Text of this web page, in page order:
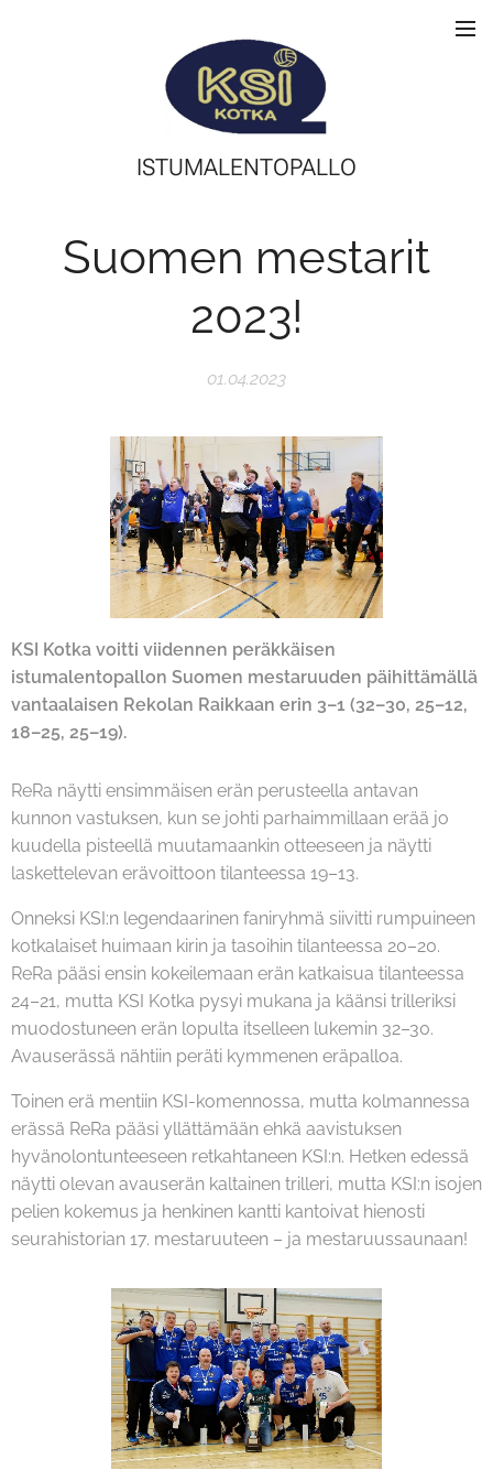
ISTUMALENTOPALLO
Suomen mestarit
2023!
01.04.2023
KSI Kotka voitti viidennen peräkkäisen
istumalentopallon Suomen mestaruuden päihittämällä
vantaalaisen Rekolan Raikkaan erin 3–1 (32–30, 25–12,
18–25, 25–19).
ReRa näytti ensimmäisen erän perusteella antavan
kunnon vastuksen, kun se johti parhaimmillaan erää jo
kuudella pisteellä muutamaankin otteeseen ja näytti
laskettelevan erävoittoon tilanteessa 19–13.
Onneksi KSI:n legendaarinen faniryhmä siivitti rumpuineen
kotkalaiset huimaan kirin ja tasoihin tilanteessa 20–20.
ReRa pääsi ensin kokeilemaan erän katkaisua tilanteessa
24–21, mutta KSI Kotka pysyi mukana ja käänsi trilleriksi
muodostuneen erän lopulta itselleen lukemin 32–30.
Avauserässä nähtiin peräti kymmenen eräpalloa.
Toinen erä mentiin KSI-komennossa, mutta kolmannessa
erässä ReRa pääsi yllättämään ehkä aavistuksen
hyvänolontunteeseen retkahtaneen KSI:n. Hetken edessä
näytti olevan avauserän kaltainen trilleri, mutta KSI:n isojen
pelien kokemus ja henkinen kantti kantoivat hienosti
seurahistorian 17. mestaruuteen – ja mestaruussaunaan!